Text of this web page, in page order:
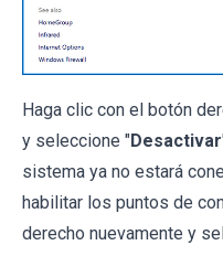
Haga clic con el botón
y seleccione "Desactivar
sistema ya no estará
habilitar los puntos de
derecho nuevamente y